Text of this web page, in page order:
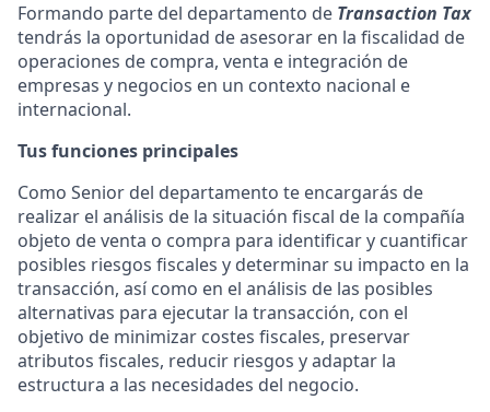
Formando parte del departamento de Transaction Tax
tendrás la oportunidad de asesorar en la fiscalidad de
operaciones de compra, venta e integración de
empresas y negocios en un contexto nacional e
internacional.
Tus funciones principales
Como Senior del departamento te encargarás de
realizar el análisis de la situación fiscal de la compañía
objeto de venta o compra para identificar y cuantificar
posibles riesgos fiscales y determinar su impacto en la
transacción, así como en el análisis de las posibles
alternativas para ejecutar la transacción, con el
objetivo de minimizar costes fiscales, preservar
atributos fiscales, reducir riesgos y adaptar la
estructura a las necesidades del negocio.